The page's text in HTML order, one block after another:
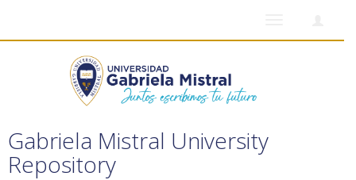
Gabriela Mistral University
Repository